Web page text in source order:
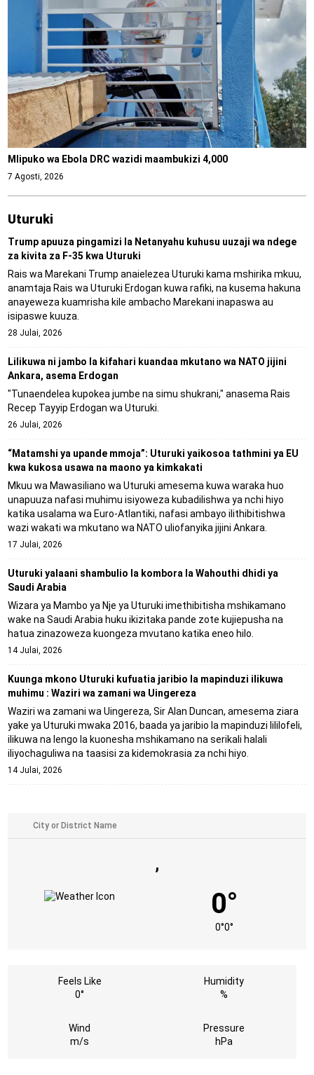
Mlipuko wa Ebola DRC wazidi maambukizi 4,000
7 Agosti, 2026
Uturuki
Trump apuuza pingamizi la Netanyahu kuhusu uuzaji wa ndege
za kivita za F-35 kwa Uturuki
Rais wa Marekani Trump anaielezea Uturuki kama mshirika mkuu,
anamtaja Rais wa Uturuki Erdogan kuwa rafiki, na kusema hakuna
anayeweza kuamrisha kile ambacho Marekani inapaswa au
isipaswe kuuza.
28 Julai, 2026
Lilikuwa ni jambo la kifahari kuandaa mkutano wa NATO jijini
Ankara, asema Erdogan
"Tunaendelea kupokea jumbe na simu shukrani," anasema Rais
Recep Tayyip Erdogan wa Uturuki.
26 Julai, 2026
“Matamshi ya upande mmoja”: Uturuki yaikosoa tathmini ya EU
kwa kukosa usawa na maono ya kimkakati
Mkuu wa Mawasiliano wa Uturuki amesema kuwa waraka huo
unapuuza nafasi muhimu isiyoweza kubadilishwa ya nchi hiyo
katika usalama wa Euro-Atlantiki, nafasi ambayo ilithibitishwa
wazi wakati wa mkutano wa NATO uliofanyika jijini Ankara.
17 Julai, 2026
Uturuki yalaani shambulio la kombora la Wahouthi dhidi ya
Saudi Arabia
Wizara ya Mambo ya Nje ya Uturuki imethibitisha mshikamano
wake na Saudi Arabia huku ikizitaka pande zote kujiepusha na
hatua zinazoweza kuongeza mvutano katika eneo hilo.
14 Julai, 2026
Kuunga mkono Uturuki kufuatia jaribio la mapinduzi ilikuwa
muhimu : Waziri wa zamani wa Uingereza
Waziri wa zamani wa Uingereza, Sir Alan Duncan, amesema ziara
yake ya Uturuki mwaka 2016, baada ya jaribio la mapinduzi lililofeli,
ilikuwa na lengo la kuonesha mshikamano na serikali halali
iliyochaguliwa na taasisi za kidemokrasia za nchi hiyo.
14 Julai, 2026
,
0°
0°0°
Feels Like
0°
Humidity
%
Wind
m/s
Pressure
hPa